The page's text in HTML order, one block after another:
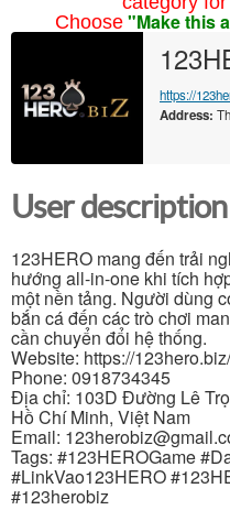
Choose "Make this
https://
Address:
User description
123HERO mang đến trải
hướng all-in-one khi tích
một nền tảng. Người dùng
bắn cá đến các trò chơi
cần chuyển đổi hệ thống.
Website: https://123hero.biz/
Phone: 0918734345
Địa chỉ: 103D Đường Lê
Hồ Chí Minh, Việt Nam
Email:
Tags: #123HEROGame
#LinkVao123HERO
#123herobiz